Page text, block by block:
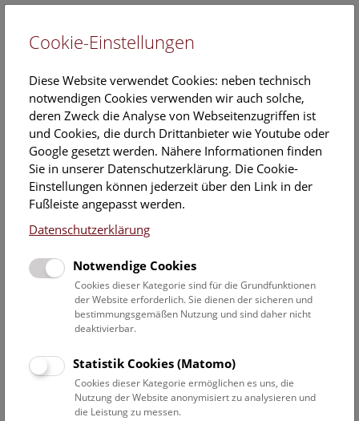
EN
Augmented Reality Show:
Dinosaurier
Samstag, 06. Juni 2026, 10:30 Uhr – 11:15 Uhr |
Keine Buchung mehr möglich.
Zeitreise für Familien durch die Welt der Saurier
Multimedia-Showauf Deck 50 macht es möglich, die
faszinierende Welt der Dinosaurier hautnah zu erleben!
Dank modernerAugmented Realitybietet sie verblüffende
Einblicke in die Blütezeiten der Dinos. Gemeinsam geht es
auf eine Zeitreise in die vergangenen Welten von Trias, Jura
Cookie-Einstellungen
Diese Website verwendet Cookies: neben technisch
notwendigen Cookies verwenden wir auch solche,
deren Zweck die Analyse von Webseitenzugriffen ist
und Cookies, die durch Drittanbieter wie Youtube oder
Google gesetzt werden. Nähere Informationen finden
Sie in unserer Datenschutzerklärung. Die Cookie-
Einstellungen können jederzeit über den Link in der
Fußleiste angepasst werden.
Datenschutzerklärung
Notwendige Cookies
Cookies dieser Kategorie sind für die Grundfunktionen
der Website erforderlich. Sie dienen der sicheren und
bestimmungsgemäßen Nutzung und sind daher nicht
deaktivierbar.
Statistik Cookies (Matomo)
Cookies dieser Kategorie ermöglichen es uns, die
Nutzung der Website anonymisiert zu analysieren und
die Leistung zu messen.